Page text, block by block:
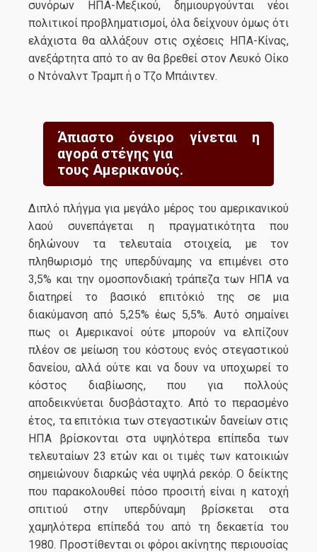
συνόρων ΗΠΑ-Μεξικού, δημιουργούνται νέοι
πολιτικοί προβληματισμοί, όλα δείχνουν όμως ότι
ελάχιστα θα αλλάξουν στις σχέσεις ΗΠΑ-Κίνας,
ανεξάρτητα από το αν θα βρεθεί στον Λευκό Οίκο
ο Ντόναλντ Τραμπ ή ο Τζο Μπάιντεν.
Άπιαστο όνειρο γίνεται η
αγορά στέγης για
τους Αμερικανούς.
Διπλό πλήγμα για μεγάλο μέρος του αμερικανικού
λαού συνεπάγεται η πραγματικότητα που
δηλώνουν τα τελευταία στοιχεία, με τον
πληθωρισμό της υπερδύναμης να επιμένει στο
3,5% και την ομοσπονδιακή τράπεζα των ΗΠΑ να
διατηρεί το βασικό επιτόκιό της σε μια
διακύμανση από 5,25% έως 5,5%. Αυτό σημαίνει
πως οι Αμερικανοί ούτε μπορούν να ελπίζουν
πλέον σε μείωση του κόστους ενός στεγαστικού
δανείου, αλλά ούτε και να δουν να υποχωρεί το
κόστος διαβίωσης, που για πολλούς
αποδεικνύεται δυσβάσταχτο. Από το περασμένο
έτος, τα επιτόκια των στεγαστικών δανείων στις
ΗΠΑ βρίσκονται στα υψηλότερα επίπεδα των
τελευταίων 23 ετών και οι τιμές των κατοικιών
σημειώνουν διαρκώς νέα υψηλά ρεκόρ. Ο δείκτης
που παρακολουθεί πόσο προσιτή είναι η κατοχή
σπιτιού στην υπερδύναμη βρίσκεται στα
χαμηλότερα επίπεδά του από τη δεκαετία του
1980. Προστίθενται οι φόροι ακίνητης περιουσίας